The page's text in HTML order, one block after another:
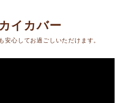
イカバー
安心してお過ごしいただけます。